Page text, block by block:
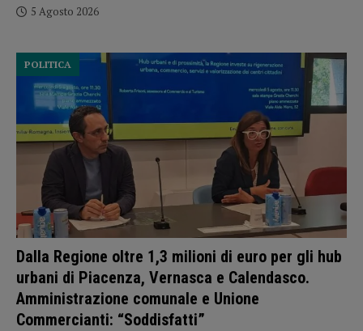
5 Agosto 2026
Dalla Regione oltre 1,3 milioni di euro per gli hub
urbani di Piacenza, Vernasca e Calendasco.
Amministrazione comunale e Unione
Commercianti: “Soddisfatti”
POLITICA